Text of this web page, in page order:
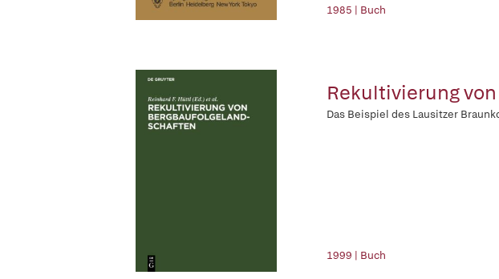
1985 | Buch
Rekultivierung
Das Beispiel des Lausitzer
1999 | Buch